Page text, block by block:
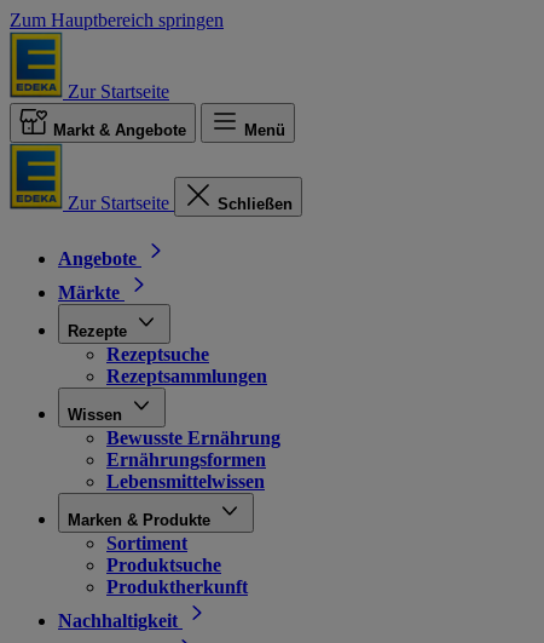
Zum Hauptbereich springen
Zur Startseite
Markt & Angebote Menü
Zur Startseite Schließen
Angebote
Märkte
Rezepte
Rezeptsuche
Rezeptsammlungen
Wissen
Bewusste Ernährung
Ernährungsformen
Lebensmittelwissen
Marken & Produkte
Sortiment
Produktsuche
Produktherkunft
Nachhaltigkeit